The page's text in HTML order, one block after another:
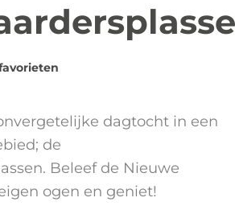
dagtocht in een
de
Beleef de Nieuwe
ogen en geniet!